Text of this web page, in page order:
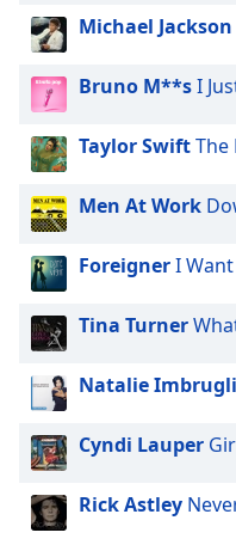
Font
Family
Done
Close
Modal
Dialog
End
dialog
window.
Michael Jackson
Bruno M**sI
Taylor SwiftThe
Men At Work
ForeignerI
Tina Turner
Natalie
Cyndi Lauper
Rick Astley